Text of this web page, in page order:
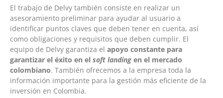
El trabajo de Delvy también consiste en realizar un
asesoramiento preliminar para ayudar al usuario a
identificar puntos claves que deben tener en cuenta, así
como obligaciones y requisitos que deben cumplir. El
equipo de Delvy garantiza el apoyo constante para
garantizar el éxito en el soft landing en el mercado
colombiano. También ofrecemos a la empresa toda la
información importante para la gestión más eficiente de la
inversión en Colombia.